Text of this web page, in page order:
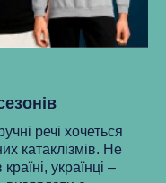
речі хочеться
катаклізмів. Не
українці –